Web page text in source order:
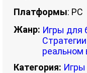
Платформы: PC
Жанр: Игры для
реальном
Категория: Игры